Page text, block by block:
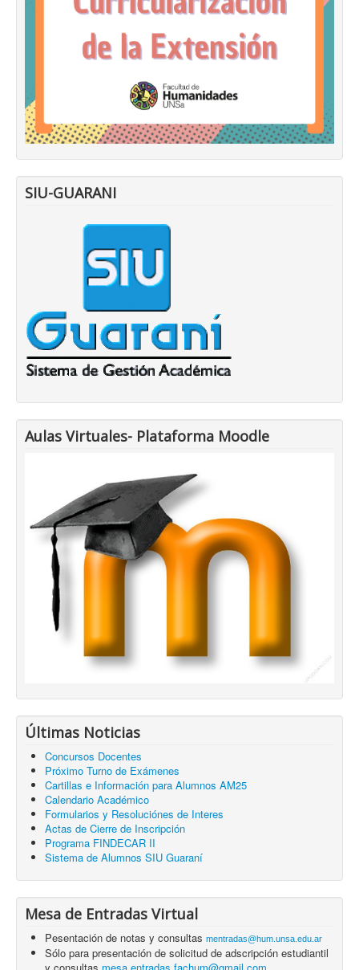
SIU-GUARANI
Aulas Virtuales- Plataforma Moodle
Últimas Noticias
Concursos Docentes
Próximo Turno de Exámenes
Cartillas e Información para Alumnos AM25
Calendario Académico
Formularios y Resoluciónes de Interes
Actas de Cierre de Inscripción
Programa FINDECAR II
Sistema de Alumnos SIU Guaraní
Mesa de Entradas Virtual
Pesentación de notas y consultas mentradas@hum.unsa.edu.ar
Sólo para presentación de solicitud de adscripción estudiantil